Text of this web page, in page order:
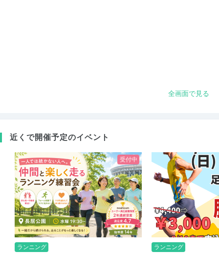
全画面で見る
近くで開催予定のイベント
受付中
ランニング
ランニング